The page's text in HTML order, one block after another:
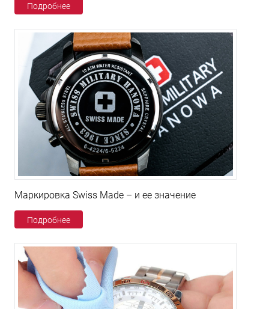
Подробнее
Маркировка Swiss Made – и ее значение
Подробнее